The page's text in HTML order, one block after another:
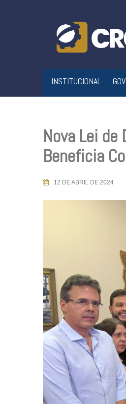
INSTITUCIONAL
Nova Lei
Beneficia
12 DE ABRIL DE 2024